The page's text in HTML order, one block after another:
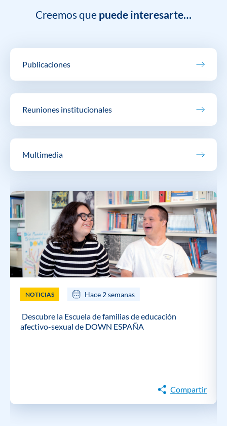
Creemos que puede interesarte…
Publicaciones
Reuniones institucionales
Multimedia
NOTICIAS Hace 2 semanas
Descubre la Escuela de familias de educación
afectivo-sexual de DOWN ESPAÑA
Compartir